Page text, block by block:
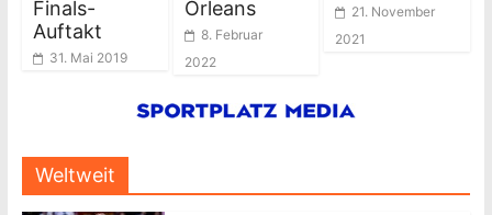
Finals-
Auftakt
31. Mai 2019
Orleans
8. Februar
2022
21. November
2021
Weltweit